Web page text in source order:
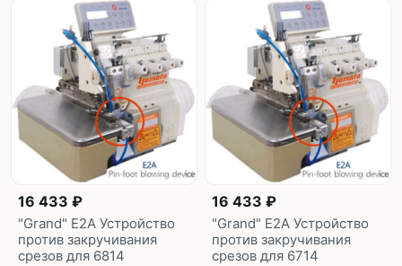
16 433 ₽
"Grand" E2A Устройство
против закручивания
срезов для 6814
16 433 ₽
"Grand" E2A Устройство
против закручивания
срезов для 6714